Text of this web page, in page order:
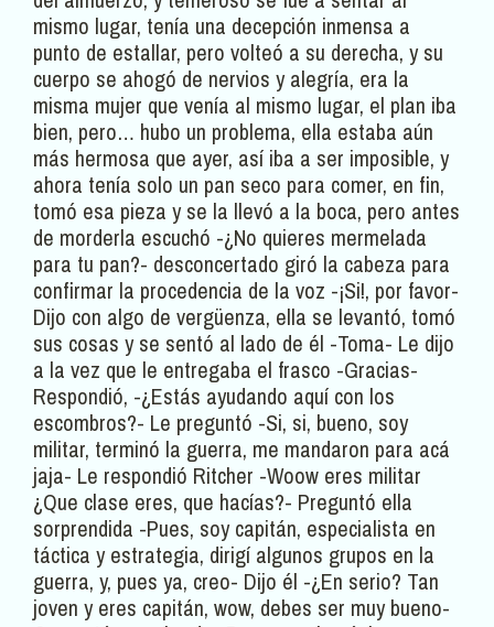
mismo lugar, tenía una decepción inmensa a
punto de estallar, pero volteó a su derecha, y su
cuerpo se ahogó de nervios y alegría, era la
misma mujer que venía al mismo lugar, el plan iba
bien, pero… hubo un problema, ella estaba aún
más hermosa que ayer, así iba a ser imposible, y
ahora tenía solo un pan seco para comer, en fin,
tomó esa pieza y se la llevó a la boca, pero antes
de morderla escuchó -¿No quieres mermelada
para tu pan?- desconcertado giró la cabeza para
confirmar la procedencia de la voz -¡Si!, por favor-
Dijo con algo de vergüenza, ella se levantó, tomó
sus cosas y se sentó al lado de él -Toma- Le dijo
a la vez que le entregaba el frasco -Gracias-
Respondió, -¿Estás ayudando aquí con los
escombros?- Le preguntó -Si, si, bueno, soy
militar, terminó la guerra, me mandaron para acá
jaja- Le respondió Ritcher -Woow eres militar
¿Que clase eres, que hacías?- Preguntó ella
sorprendida -Pues, soy capitán, especialista en
táctica y estrategia, dirigí algunos grupos en la
guerra, y, pues ya, creo- Dijo él -¿En serio? Tan
joven y eres capitán, wow, debes ser muy bueno-